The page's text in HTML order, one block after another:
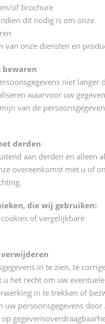
of brochure
dit nodig is om onze
van onze diensten en
bewaren
niet langer
waarvoor uw
van de
derden
aan derden en alleen
overeenkomst met u of
die wij gebruiken:
of vergelijkbare
verwijderen
in te zien, te
u het recht om uw eventuele
in te trekken of
uw persoonsgegevens door